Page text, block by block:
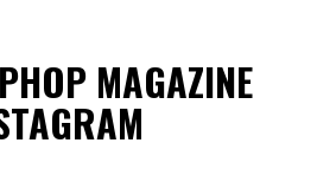
MAGAZINE